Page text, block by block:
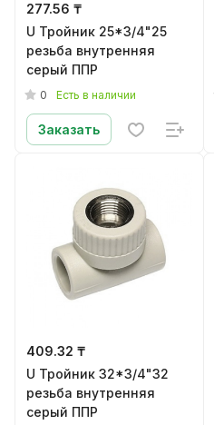
277.56 ₸
U Тройник 25*3/4"25
резьба внутренняя
серый ППР
0 Есть в наличии
Заказать
409.32 ₸
U Тройник 32*3/4"32
резьба внутренняя
серый ППР